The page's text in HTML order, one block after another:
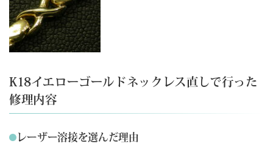
K18イエローゴールドネックレス直しで行った
修理内容
レーザー溶接を選んだ理由